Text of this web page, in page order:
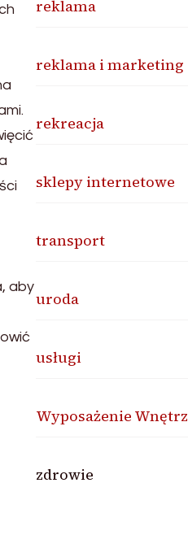
aby
reklama
reklama i marketing
rekreacja
sklepy internetowe
transport
uroda
usługi
Wyposażenie Wnętrz
zdrowie